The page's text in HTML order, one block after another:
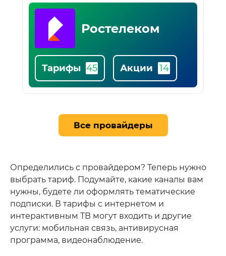
Сибсети
Тарифы
провайдеров
Все провайдеры
Определились с провайдером? Теперь нужно
выбрать тариф. Подумайте, какие каналы вам
нужны, будете ли оформлять тематические
подписки. В тарифы с интернетом и
интерактивным ТВ могут входить и другие
услуги: мобильная связь, антивирусная
программа, видеонаблюдение.